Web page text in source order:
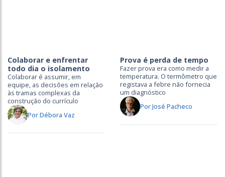
Colaborar e enfrentar
todo dia o isolamento
Colaborar é assumir, em
equipe, as decisões em relação
às tramas complexas da
construção do currículo
Por Débora Vaz
Prova é perda de tempo
Fazer prova era como medir a
temperatura. O termômetro que
registava a febre não fornecia
um diagnóstico
Por José Pacheco